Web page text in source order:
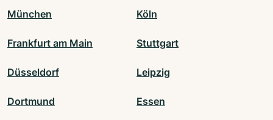
München Köln
Frankfurt am Main Stuttgart
Düsseldorf Leipzig
Dortmund Essen